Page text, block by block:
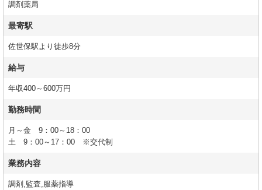
調剤薬局
最寄駅
佐世保駅より徒歩8分
給与
年収400～600万円
勤務時間
月～金 9：00～18：00
土 9：00～17：00 ※交代制
業務内容
調剤,監査,服薬指導